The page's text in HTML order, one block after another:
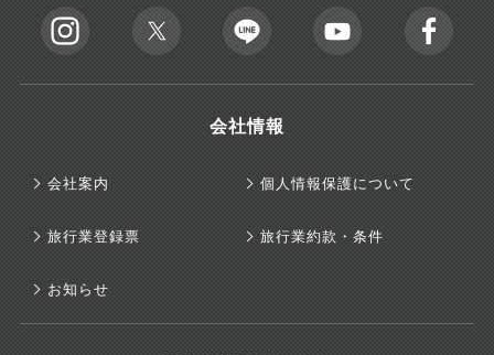
会社情報
会社案内 個人情報保護について
旅行業登録票 旅行業約款・条件
お知らせ